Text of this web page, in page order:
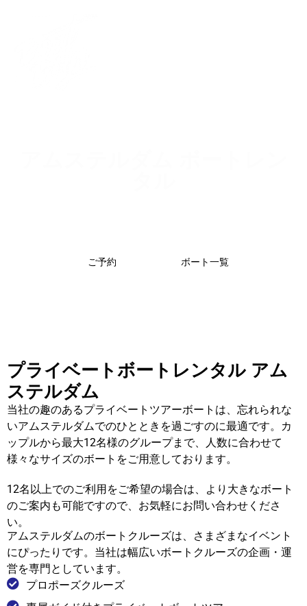
ご予約 ボート一覧
プライベートボートレンタル アム
ステルダム
当社の趣のあるプライベートツアーボートは、忘れられな
いアムステルダムでのひとときを過ごすのに最適です。カ
ップルから最大12名様のグループまで、人数に合わせて
様々なサイズのボートをご用意しております。
12名以上でのご利用をご希望の場合は、より大きなボート
のご案内も可能ですので、お気軽にお問い合わせくださ
い。
アムステルダムのボートクルーズは、さまざまなイベント
にぴったりです。当社は幅広いボートクルーズの企画・運
営を専門としています。
プロポーズクルーズ